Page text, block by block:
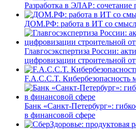
Разработка в ЭЛАР: сочетание
ДОМ.РФ: работа в ИТ со
Главгосэкспертиза России:
цифровизации строительной
F.A.C.C.T. Кибербезопасность
Банк «Санкт-Петербург»:
в финансовой сфере